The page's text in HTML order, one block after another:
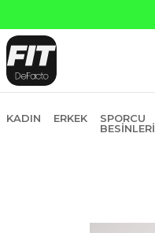
KADIN ERKEK
SPORCU
BESINLERI